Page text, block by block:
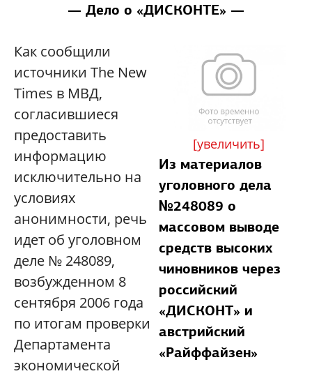
— Дело о «ДИСКОНТЕ» —
[увеличить]
Из материалов
уголовного дела
№248089 о
массовом выводе
средств высоких
чиновников через
российский
«ДИСКОНТ» и
австрийский
«Райффайзен»
Как сообщили
источники The New
Times в МВД,
согласившиеся
предоставить
информацию
исключительно на
условиях
анонимности, речь
идет об уголовном
деле № 248089,
возбужденном 8
сентября 2006 года
по итогам проверки
Департамента
экономической